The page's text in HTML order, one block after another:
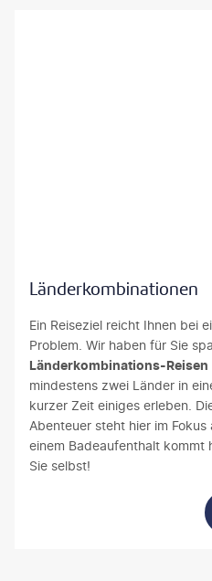
Länderkombinationen
Ein Reiseziel reicht Ihnen bei
Problem. Wir haben für Sie
Länderkombinations-Reisen
mindestens zwei Länder in
kurzer Zeit einiges erleben.
Abenteuer steht hier im
einem Badeaufenthalt kommt
Sie selbst!